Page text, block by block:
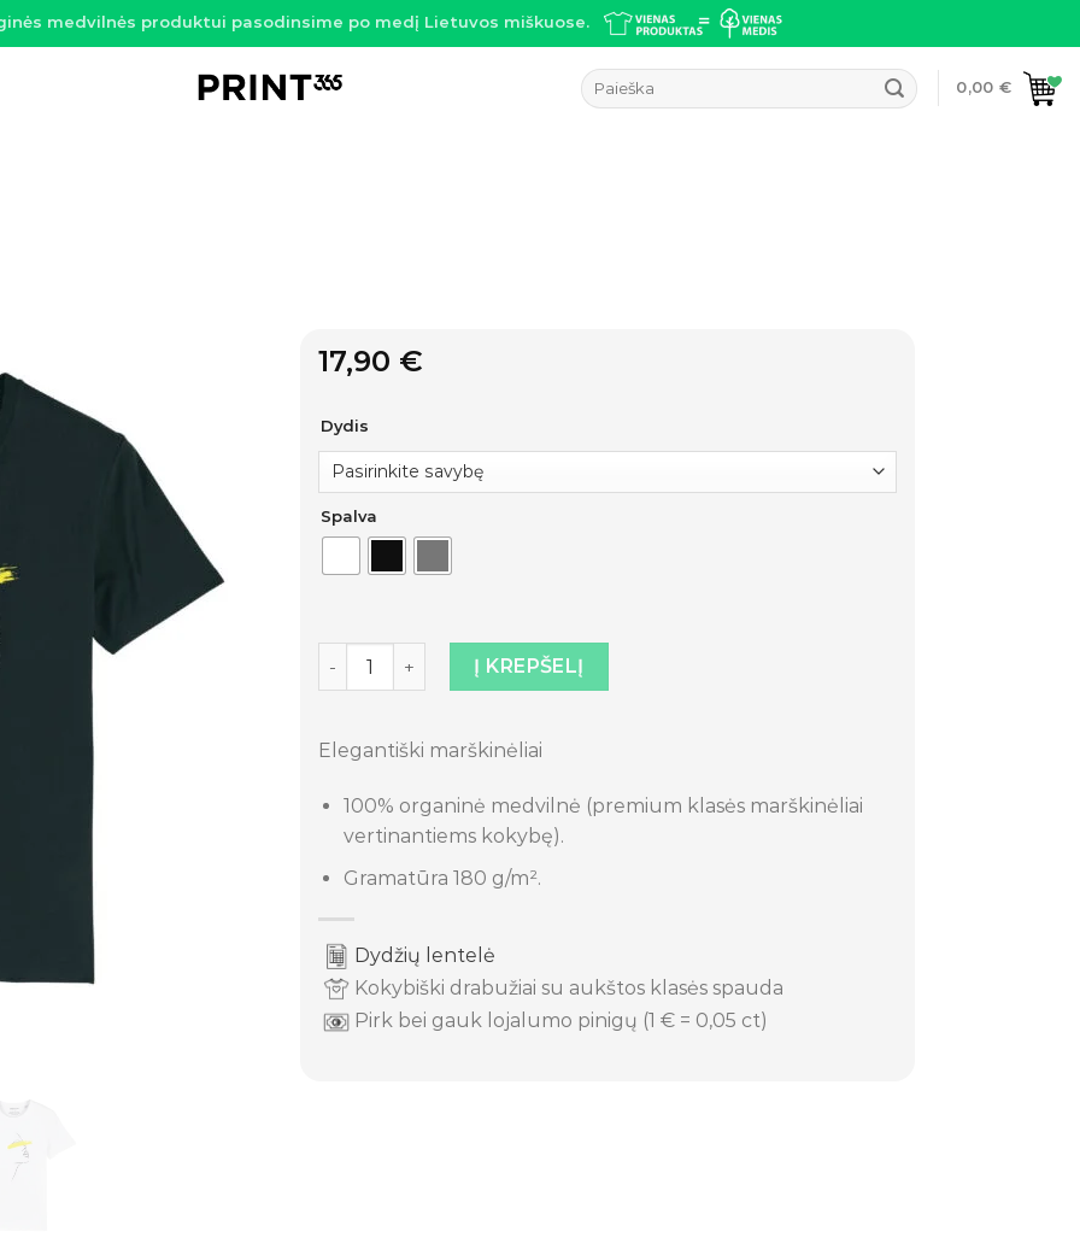
medvilnės produktui pasodinsime po medį Lietuvos miškuose.
Ieškoti:
0,00 €
17,90 €
Dydis
Spalva
produkto kiekis: Marškinėliai „Mergina“
Į KREPŠELĮ
Elegantiški marškinėliai
100% organinė medvilnė (premium klasės marškinėliai
vertinantiems kokybę).
Gramatūra 180 g/m².
Dydžių lentelė
Kokybiški drabužiai su aukštos klasės spauda
Pirk bei gauk lojalumo pinigų (1 € = 0,05 ct)